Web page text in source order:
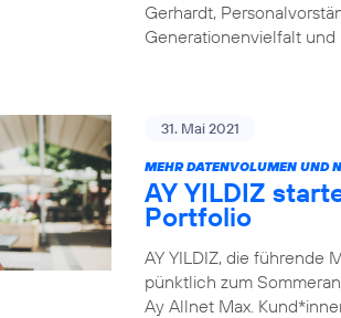
Gerhardt,
Generationenvielfalt
31. Mai 2021
MEHR DATENVOLUMEN UND
AY YILDIZ
Portfolio
AY YILDIZ, die führende
pünktlich zum
Ay Allnet Max.